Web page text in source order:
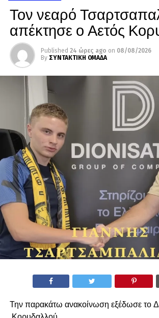
Τον νεαρό
απέκτησε ο Αετός
Published 24 ώρες ago on 08/08/2026
By ΣΥΝΤΑΚΤΙΚΗ ΟΜΑΔΑ
Την παρακάτω ανακοίνωση εξέδωσε το